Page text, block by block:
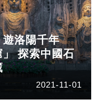
洛陽千年
探索中國石
2021-11-01